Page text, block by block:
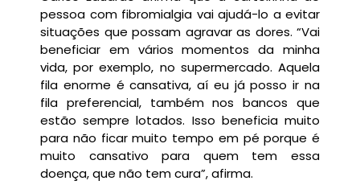
pessoa com fibromialgia vai ajudá-lo a evitar
situações que possam agravar as dores. “Vai
beneficiar em vários momentos da minha
vida, por exemplo, no supermercado. Aquela
fila enorme é cansativa, aí eu já posso ir na
fila preferencial, também nos bancos que
estão sempre lotados. Isso beneficia muito
para não ficar muito tempo em pé porque é
muito cansativo para quem tem essa
doença, que não tem cura”, afirma.